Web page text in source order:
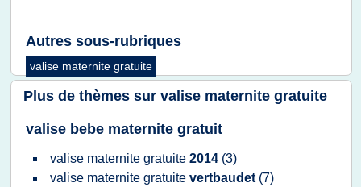
Autres sous-rubriques
valise maternite gratuite
Plus de thèmes sur valise maternite gratuite
valise bebe maternite gratuit
valise maternite gratuite 2014 (3)
valise maternite gratuite vertbaudet (7)